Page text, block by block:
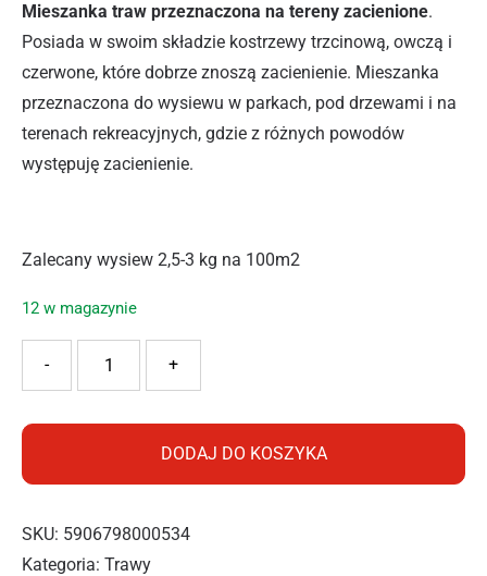
Mieszanka traw przeznaczona na tereny zacienione.
Posiada w swoim składzie kostrzewy trzcinową, owczą i
czerwone, które dobrze znoszą zacienienie. Mieszanka
przeznaczona do wysiewu w parkach, pod drzewami i na
terenach rekreacyjnych, gdzie z różnych powodów
występuję zacienienie.
Zalecany wysiew 2,5-3 kg na 100m2
12 w magazynie
+
-
DODAJ DO KOSZYKA
SKU: 5906798000534
Kategoria: Trawy